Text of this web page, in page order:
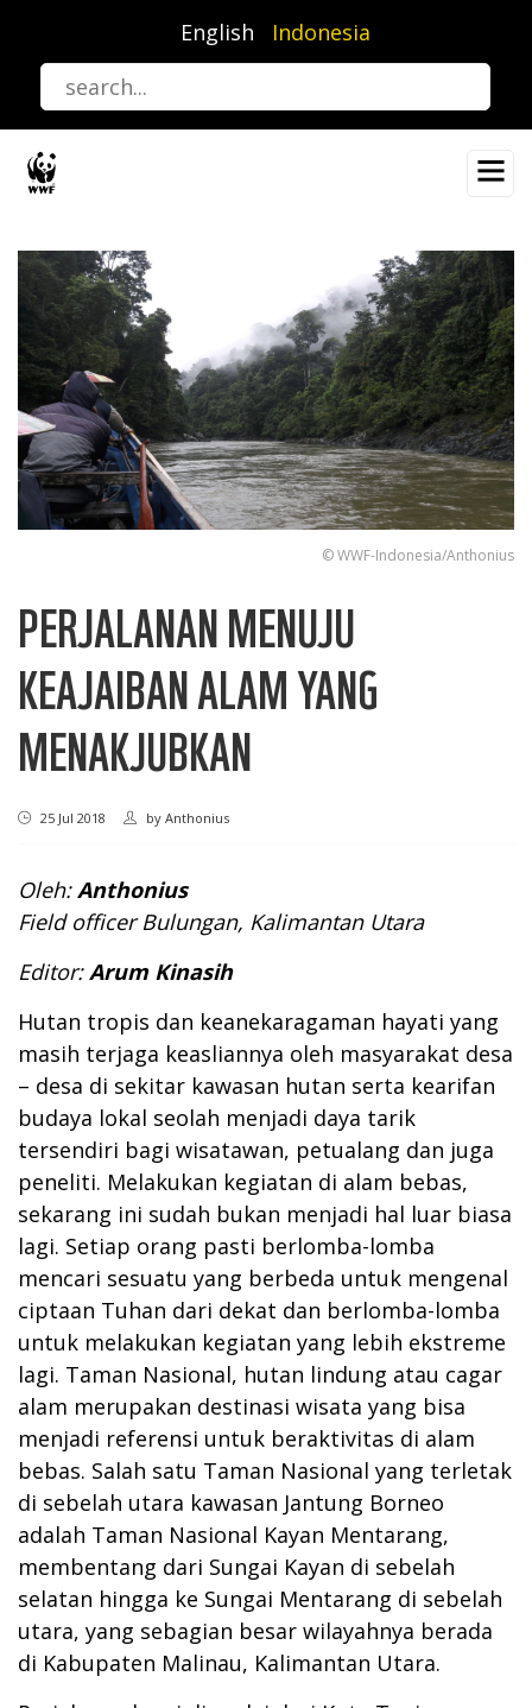
utama
English Indonesia
© WWF-Indonesia/Anthonius
PERJALANAN MENUJU
KEAJAIBAN ALAM YANG
MENAKJUBKAN
25 Jul 2018 by Anthonius
Oleh:Anthonius
Field officer Bulungan, Kalimantan Utara
Editor:Arum Kinasih
Hutan tropis dan keanekaragaman hayati yang
masih terjaga keasliannya oleh masyarakat desa
– desa di sekitar kawasan hutan serta kearifan
budaya lokal seolah menjadi daya tarik
tersendiri bagi wisatawan, petualang dan juga
peneliti. Melakukan kegiatan di alam bebas,
sekarang ini sudah bukan menjadi hal luar biasa
lagi. Setiap orang pasti berlomba-lomba
mencari sesuatu yang berbeda untuk mengenal
ciptaan Tuhan dari dekat dan berlomba-lomba
untuk melakukan kegiatan yang lebih ekstreme
lagi. Taman Nasional, hutan lindung atau cagar
alam merupakan destinasi wisata yang bisa
menjadi referensi untuk beraktivitas di alam
bebas. Salah satu Taman Nasional yang terletak
di sebelah utara kawasan Jantung Borneo
adalah Taman Nasional Kayan Mentarang,
membentang dari Sungai Kayan di sebelah
selatan hingga ke Sungai Mentarang di sebelah
utara, yang sebagian besar wilayahnya berada
di Kabupaten Malinau, Kalimantan Utara.